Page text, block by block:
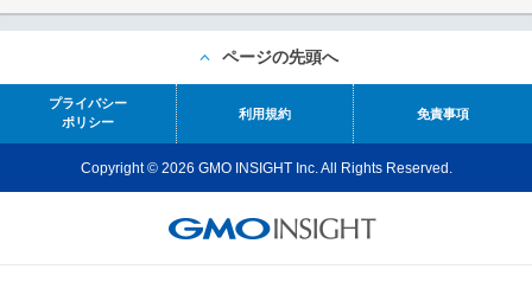
ページの先頭へ
プライバシー
ポリシー
利用規約 免責事項
Copyright © 2026 GMO INSIGHT Inc. All Rights Reserved.